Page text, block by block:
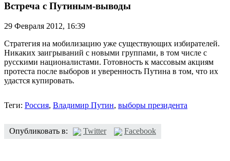
Встреча с Путиным-выводы
29 Февраля 2012, 16:39
Стратегия на мобилизацию уже существующих избирателей.
Никаких заигрываний с новыми группами, в том числе с
русскими националистами. Готовность к массовым акциям
протеста после выборов и уверенность Путина в том, что их
удастся купировать.
Теги: Россия, Владимир Путин, выборы президента
Опубликовать в: Twitter Facebook